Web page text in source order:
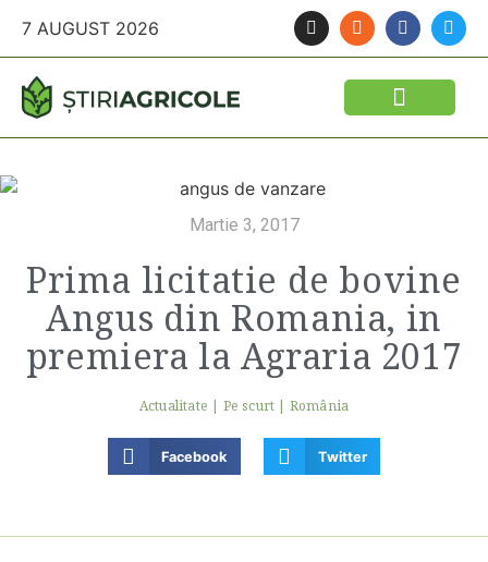
7 AUGUST 2026
Martie 3, 2017
Prima licitatie de bovine
Angus din Romania, in
premiera la Agraria 2017
Actualitate | Pe scurt | România
Facebook Twitter